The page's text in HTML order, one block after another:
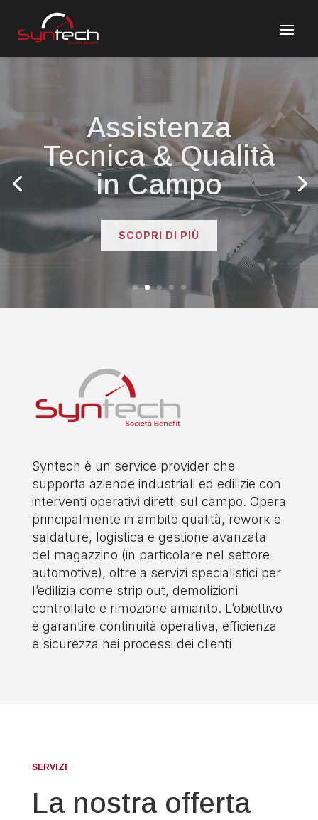
Logistica
Industriale &
Servizi di
Magazzino
Syntech è un service provider che
supporta aziende industriali ed edilizie con
interventi operativi diretti sul campo. Opera
principalmente in ambito qualità, rework e
saldature, logistica e gestione avanzata
del magazzino (in particolare nel settore
automotive), oltre a servizi specialistici per
l’edilizia come strip out, demolizioni
controllate e rimozione amianto. L’obiettivo
è garantire continuità operativa, efficienza
e sicurezza nei processi dei clienti
SERVIZI
La nostra offerta